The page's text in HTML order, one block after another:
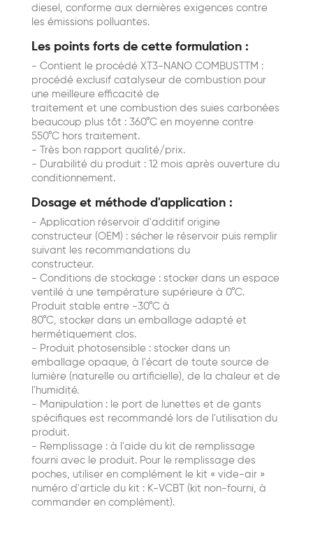
diesel, conforme aux dernières exigences contre
les émissions polluantes.
Les points forts de cette formulation :
- Contient le procédé XT3-NANO COMBUSTTM :
procédé exclusif catalyseur de combustion pour
une meilleure efficacité de
traitement et une combustion des suies carbonées
beaucoup plus tôt : 360°C en moyenne contre
550°C hors traitement.
- Très bon rapport qualité/prix.
- Durabilité du produit : 12 mois après ouverture du
conditionnement.
Dosage et méthode d'application :
- Application réservoir d'additif origine
constructeur (OEM) : sécher le réservoir puis remplir
suivant les recommandations du
constructeur.
- Conditions de stockage : stocker dans un espace
ventilé à une température supérieure à 0°C.
Produit stable entre -30°C à
80°C, stocker dans un emballage adapté et
hermétiquement clos.
- Produit photosensible : stocker dans un
emballage opaque, à l'écart de toute source de
lumière (naturelle ou artificielle), de la chaleur et de
l'humidité.
- Manipulation : le port de lunettes et de gants
spécifiques est recommandé lors de l'utilisation du
produit.
- Remplissage : à l'aide du kit de remplissage
fourni avec le produit. Pour le remplissage des
poches, utiliser en complément le kit « vide-air »
numéro d'article du kit : K-VCBT (kit non-fourni, à
commander en complément).